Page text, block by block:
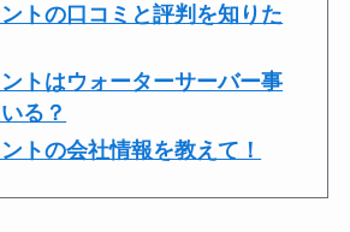
トの口コミと評判を知りた
トはウォーターサーバー事
る？
トの会社情報を教えて！